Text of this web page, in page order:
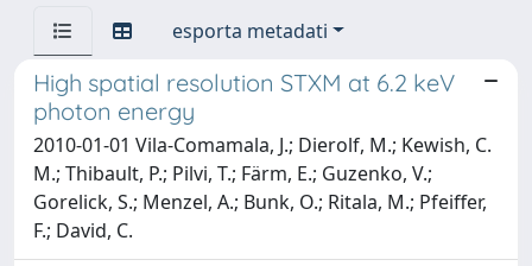
esporta metadati
High spatial resolution STXM at 6.2 keV
photon energy
2010-01-01 Vila-Comamala, J.; Dierolf, M.; Kewish, C.
M.; Thibault, P.; Pilvi, T.; Färm, E.; Guzenko, V.;
Gorelick, S.; Menzel, A.; Bunk, O.; Ritala, M.; Pfeiffer,
F.; David, C.